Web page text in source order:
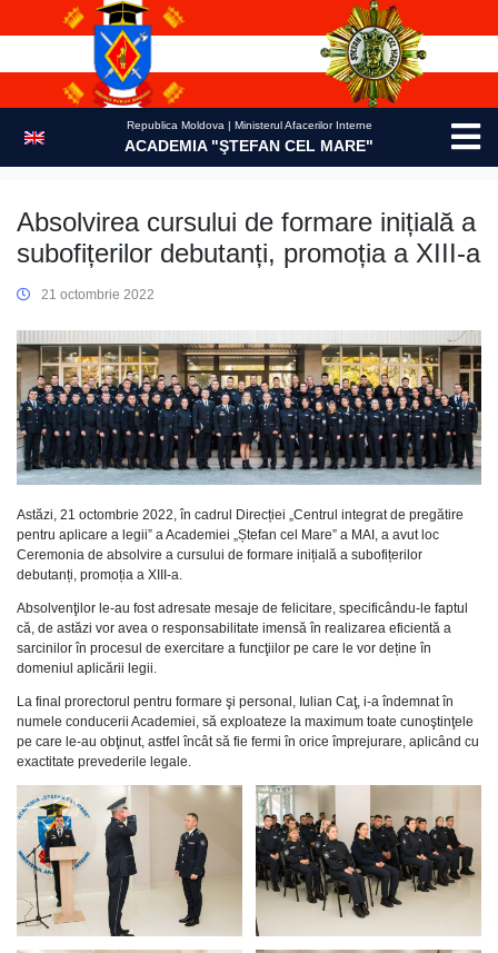
Republica Moldova | Ministerul Afacerilor Interne
ACADEMIA "ŞTEFAN CEL MARE"
Absolvirea cursului de formare inițială a
subofițerilor debutanți, promoția a XIII-a
21 octombrie 2022
Astăzi, 21 octombrie 2022, în cadrul Direcției „Centrul integrat de pregătire
pentru aplicare a legii” a Academiei „Ștefan cel Mare” a MAI, a avut loc
Ceremonia de absolvire a cursului de formare inițială a subofițerilor
debutanți, promoția a XIII-a.
Absolvenţilor le-au fost adresate mesaje de felicitare, specificându-le faptul
că, de astăzi vor avea o responsabilitate imensă în realizarea eficientă a
sarcinilor în procesul de exercitare a funcţiilor pe care le vor deține în
domeniul aplicării legii.
La final prorectorul pentru formare şi personal, Iulian Caţ, i-a îndemnat în
numele conducerii Academiei, să exploateze la maximum toate cunoştinţele
pe care le-au obţinut, astfel încât să fie fermi în orice împrejurare, aplicând cu
exactitate prevederile legale.